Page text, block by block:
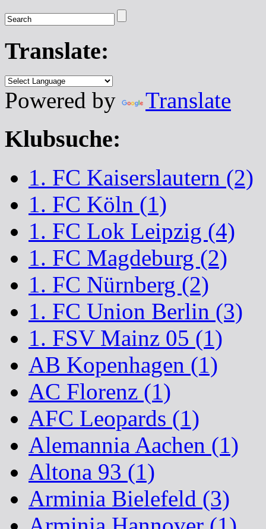
Translate:
Powered by Translate
Klubsuche:
1. FC Kaiserslautern (2)
1. FC Köln (1)
1. FC Lok Leipzig (4)
1. FC Magdeburg (2)
1. FC Nürnberg (2)
1. FC Union Berlin (3)
1. FSV Mainz 05 (1)
AB Kopenhagen (1)
AC Florenz (1)
AFC Leopards (1)
Alemannia Aachen (1)
Altona 93 (1)
Arminia Bielefeld (3)